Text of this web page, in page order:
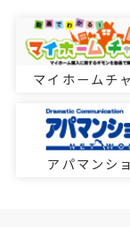
マイホームチ
アパマンシ